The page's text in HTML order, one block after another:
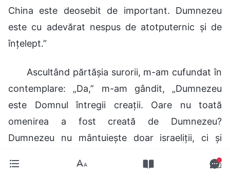
China este deosebit de important. Dumnezeu
este cu adevărat nespus de atotputernic și de
înțelept.”
Ascultând părtășia surorii, m-am cufundat în
contemplare: „Da,” m-am gândit, „Dumnezeu
este Domnul întregii creații. Oare nu toată
omenirea a fost creată de Dumnezeu?
Dumnezeu nu mântuiește doar israeliții, ci și
China nu arată, oare, dragostea pe care o poartă